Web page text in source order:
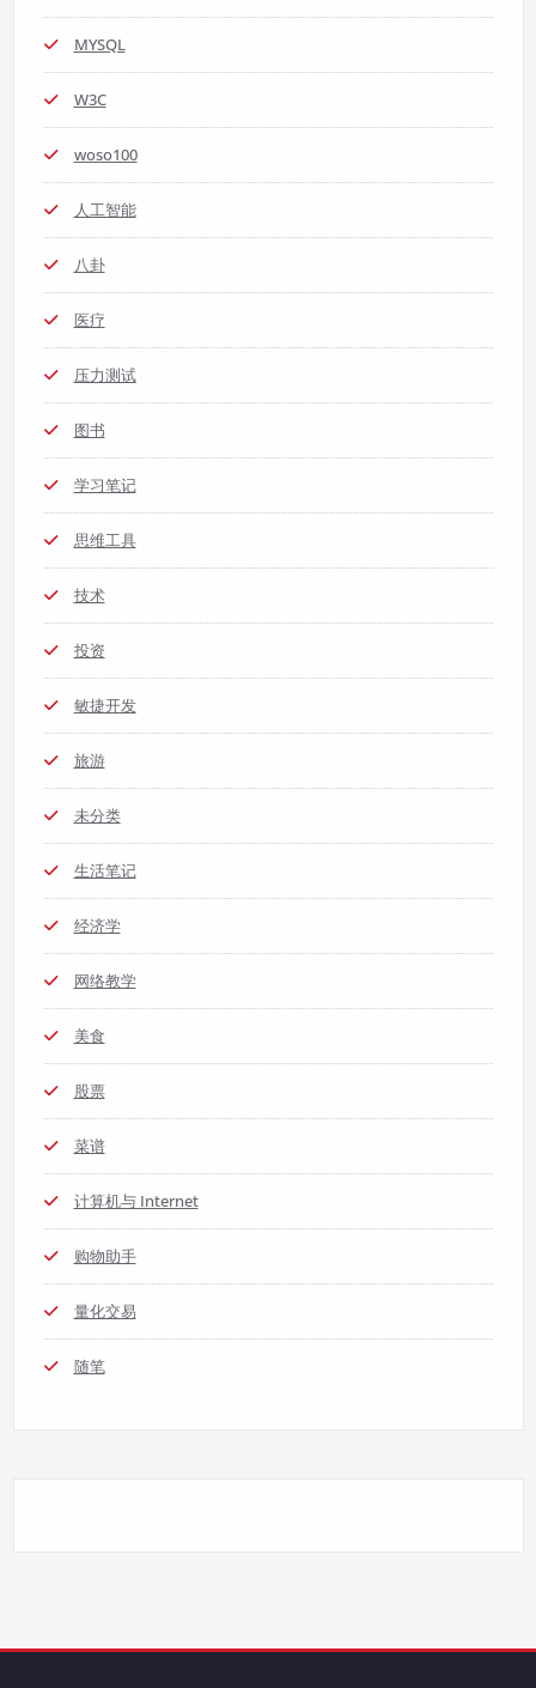
MYSQL
W3C
woso100
人工智能
八卦
医疗
压力测试
图书
学习笔记
思维工具
技术
投资
敏捷开发
旅游
未分类
生活笔记
经济学
网络教学
美食
股票
菜谱
计算机与 Internet
购物助手
量化交易
随笔